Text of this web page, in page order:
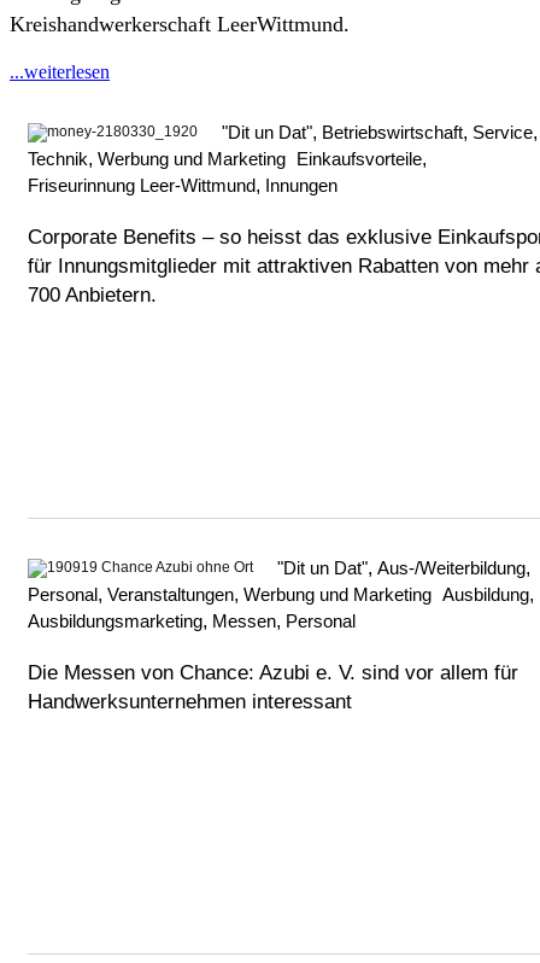
Kreishandwerkerschaft LeerWittmund.
...weiterlesen
"Dit un Dat", Betriebswirtschaft, Service,
Technik, Werbung und Marketing Einkaufsvorteile,
Friseurinnung Leer-Wittmund, Innungen
Corporate Benefits – so heisst das exklusive
für Innungsmitglieder mit attraktiven Rabatten von mehr
700 Anbietern.
"Dit un Dat", Aus-/Weiterbildung,
Personal, Veranstaltungen, Werbung und Marketing Ausbildung,
Ausbildungsmarketing, Messen, Personal
Die Messen von Chance: Azubi e. V. sind vor allem für
Handwerksunternehmen interessant